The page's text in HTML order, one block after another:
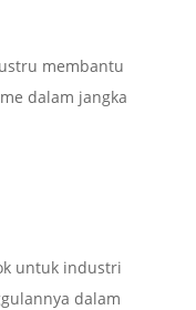
membantu
dalam jangka
untuk industri
dalam